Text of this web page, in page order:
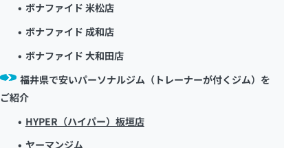
ボナファイド 米松店
ボナファイド 成和店
ボナファイド 大和田店
福井県で安いパーソナルジム（トレーナーが付くジム）を
ご紹介
HYPER（ハイパー）板垣店
ヤーマンジム